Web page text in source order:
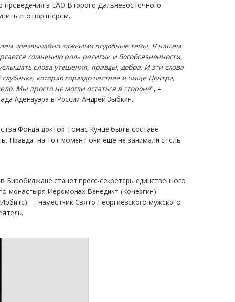
в ЕАО Второго Дальневосточного
его партнером.
чрезвычайно важными подобные темы. В нашем
сомнению роль религии и богобоязненности,
слова утешения, правды, добра. И эти слова
которая гораздо честнее и чище Центра,
Мы просто не могли остаться в стороне", –
Аденауэра в России Андрей Зыбкин.
Фонда доктор Томас Кунце был в составе
Правда, на тот момент они еще не занимали столь
станет пресс-секретарь единственного
монастыря Иеромонах Венедикт (Кочергин).
— наместник Свято-Георгиевского мужского